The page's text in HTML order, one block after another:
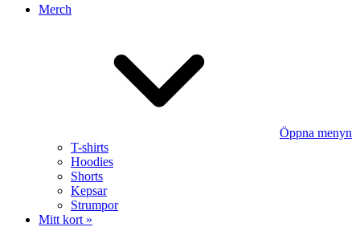
Merch
Öppna menyn
T-shirts
Hoodies
Shorts
Kepsar
Strumpor
Mitt kort »